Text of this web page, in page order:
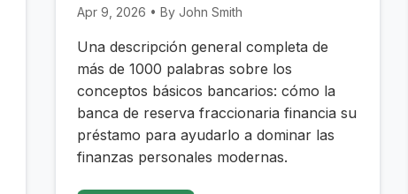
Apr 9, 2026 • By John Smith
Una descripción general completa de
más de 1000 palabras sobre los
conceptos básicos bancarios: cómo la
banca de reserva fraccionaria financia su
préstamo para ayudarlo a dominar las
finanzas personales modernas.